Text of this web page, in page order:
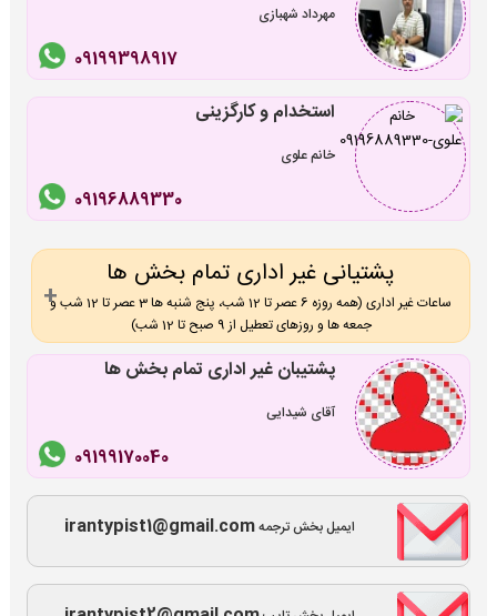
مهرداد شهبازی
09199398917
استخدام و کارگزینی
خانم علوی
09196889330
پشتیانی غیر اداری تمام بخش ها
ساعات غیر اداری (همه روزه 6 عصر تا 12 شب، پنج شنبه ها 3 عصر تا 12 شب و
جمعه ها و روزهای تعطیل از 9 صبح تا 12 شب)
پشتیبان غیر اداری تمام بخش ها
آقای شیدایی
09199170040
ایمیل بخش ترجمهirantypist1@gmail.com